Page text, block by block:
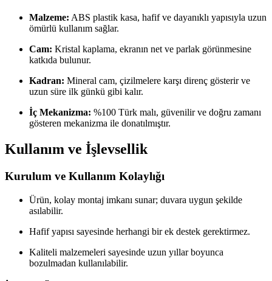
Malzeme: ABS plastik kasa, hafif ve dayanıklı yapısıyla uzun
ömürlü kullanım sağlar.
Cam: Kristal kaplama, ekranın net ve parlak görünmesine
katkıda bulunur.
Kadran: Mineral cam, çizilmelere karşı direnç gösterir ve
uzun süre ilk günkü gibi kalır.
İç Mekanizma: %100 Türk malı, güvenilir ve doğru zamanı
gösteren mekanizma ile donatılmıştır.
Kullanım ve İşlevsellik
Kurulum ve Kullanım Kolaylığı
Ürün, kolay montaj imkanı sunar; duvara uygun şekilde
asılabilir.
Hafif yapısı sayesinde herhangi bir ek destek gerektirmez.
Kaliteli malzemeleri sayesinde uzun yıllar boyunca
bozulmadan kullanılabilir.